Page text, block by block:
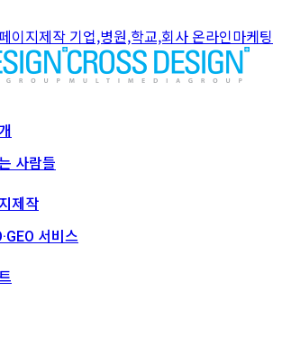
사람들
제작
서비스